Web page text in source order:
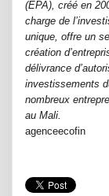
(EPA), créé en
charge de
unique, offre un
création
délivrance
investissements
nombreux
au Mali.
agenceecofin